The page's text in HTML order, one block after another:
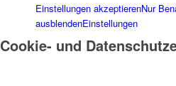
Einstellungen akzeptierenNur
ausblendenEinstellungen
Cookie- und